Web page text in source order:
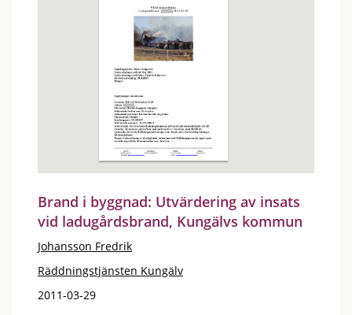
Brand i byggnad: Utvärdering av insats
vid ladugårdsbrand, Kungälvs kommun
Johansson Fredrik
Räddningstjänsten Kungälv
2011-03-29